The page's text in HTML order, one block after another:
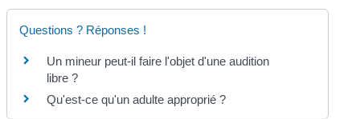
Questions ? Réponses !
Un mineur peut-il faire l'objet d'une audition
libre ?
Qu'est-ce qu'un adulte approprié ?